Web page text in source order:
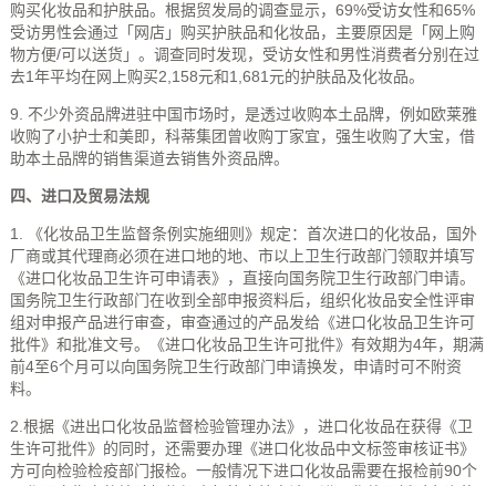
购买化妆品和护肤品。根据贸发局的调查显示，69%受访女性和65%
受访男性会通过「网店」购买护肤品和化妆品，主要原因是「网上购
物方便/可以送货」。调查同时发现，受访女性和男性消费者分别在过
去1年平均在网上购买2,158元和1,681元的护肤品及化妆品。
9. 不少外资品牌进驻中国市场时，是透过收购本土品牌，例如欧莱雅
收购了小护士和美即，科蒂集团曾收购丁家宜，强生收购了大宝，借
助本土品牌的销售渠道去销售外资品牌。
四、进口及贸易法规
1. 《化妆品卫生监督条例实施细则》规定：首次进口的化妆品，国外
厂商或其代理商必须在进口地的地、市以上卫生行政部门领取并填写
《进口化妆品卫生许可申请表》，直接向国务院卫生行政部门申请。
国务院卫生行政部门在收到全部申报资料后，组织化妆品安全性评审
组对申报产品进行审查，审查通过的产品发给《进口化妆品卫生许可
批件》和批准文号。《进口化妆品卫生许可批件》有效期为4年，期满
前4至6个月可以向国务院卫生行政部门申请换发，申请时可不附资
料。
2.根据《进出口化妆品监督检验管理办法》，进口化妆品在获得《卫
生许可批件》的同时，还需要办理《进口化妆品中文标签审核证书》
方可向检验检疫部门报检。一般情况下进口化妆品需要在报检前90个